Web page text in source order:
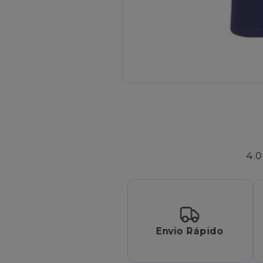
4.0
Envio Rápido